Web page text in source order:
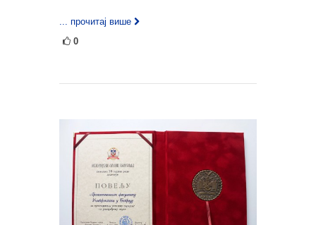
... прочитај више
0